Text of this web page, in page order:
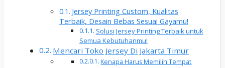
Jersey Printing Custom, Kualitas
Terbaik, Desain Bebas Sesuai Gayamu!
Solusi Jersey Printing Terbaik untuk
Semua Kebutuhanmu!
Mencari Toko Jersey Di Jakarta Timur
Kenapa Harus Memilih Tempat